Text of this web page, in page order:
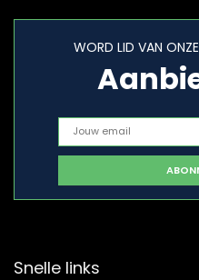
WORD LID VAN
Snelle links